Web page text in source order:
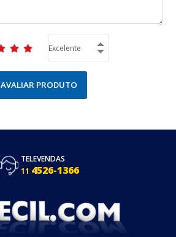
AVALIAR PRODUTO
TELEVENDAS
11 4526-1366